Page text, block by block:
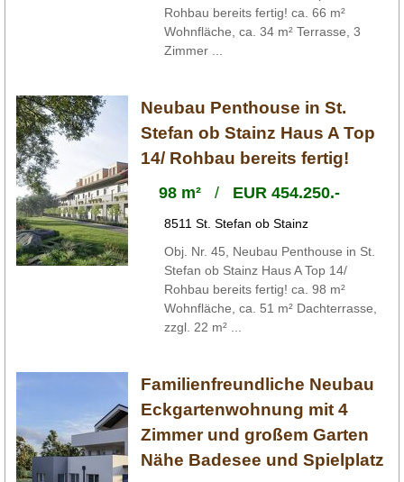
Rohbau bereits fertig! ca. 66 m²
Wohnfläche, ca. 34 m² Terrasse, 3
Zimmer ...
Neubau Penthouse in St.
Stefan ob Stainz Haus A Top
14/ Rohbau bereits fertig!
98 m²/ EUR 454.250.-
8511 St. Stefan ob Stainz
Obj. Nr. 45, Neubau Penthouse in St.
Stefan ob Stainz Haus A Top 14/
Rohbau bereits fertig! ca. 98 m²
Wohnfläche, ca. 51 m² Dachterrasse,
zzgl. 22 m² ...
Familienfreundliche Neubau
Eckgartenwohnung mit 4
Zimmer und großem Garten
Nähe Badesee und Spielplatz